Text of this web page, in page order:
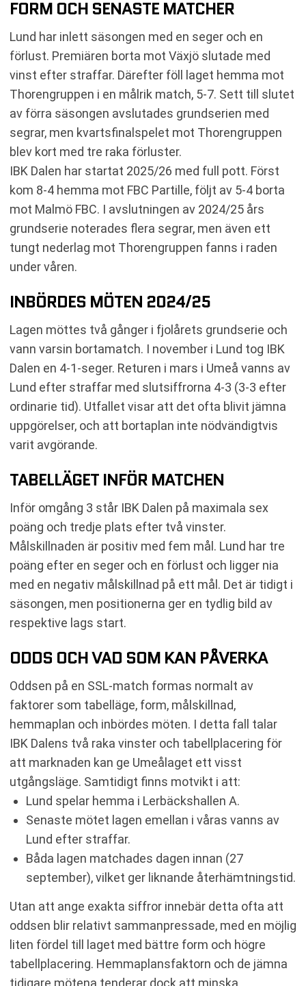
FORM OCH SENASTE MATCHER
Lund har inlett säsongen med en seger och en
förlust. Premiären borta mot Växjö slutade med
vinst efter straffar. Därefter föll laget hemma mot
Thorengruppen i en målrik match, 5-7. Sett till slutet
av förra säsongen avslutades grundserien med
segrar, men kvartsfinalspelet mot Thorengruppen
blev kort med tre raka förluster.
IBK Dalen har startat 2025/26 med full pott. Först
kom 8-4 hemma mot FBC Partille, följt av 5-4 borta
mot Malmö FBC. I avslutningen av 2024/25 års
grundserie noterades flera segrar, men även ett
tungt nederlag mot Thorengruppen fanns i raden
under våren.
INBÖRDES MÖTEN 2024/25
Lagen möttes två gånger i fjolårets grundserie och
vann varsin bortamatch. I november i Lund tog IBK
Dalen en 4-1-seger. Returen i mars i Umeå vanns av
Lund efter straffar med slutsiffrorna 4-3 (3-3 efter
ordinarie tid). Utfallet visar att det ofta blivit jämna
uppgörelser, och att bortaplan inte nödvändigtvis
varit avgörande.
TABELLÄGET INFÖR MATCHEN
Inför omgång 3 står IBK Dalen på maximala sex
poäng och tredje plats efter två vinster.
Målskillnaden är positiv med fem mål. Lund har tre
poäng efter en seger och en förlust och ligger nia
med en negativ målskillnad på ett mål. Det är tidigt i
säsongen, men positionerna ger en tydlig bild av
respektive lags start.
ODDS OCH VAD SOM KAN PÅVERKA
Oddsen på en SSL-match formas normalt av
faktorer som tabelläge, form, målskillnad,
hemmaplan och inbördes möten. I detta fall talar
IBK Dalens två raka vinster och tabellplacering för
att marknaden kan ge Umeålaget ett visst
utgångsläge. Samtidigt finns motvikt i att:
Lund spelar hemma i Lerbäckshallen A.
Senaste mötet lagen emellan i våras vanns av
Lund efter straffar.
Båda lagen matchades dagen innan (27
september), vilket ger liknande återhämtningstid.
Utan att ange exakta siffror innebär detta ofta att
oddsen blir relativt sammanpressade, med en möjlig
liten fördel till laget med bättre form och högre
tabellplacering. Hemmaplansfaktorn och de jämna